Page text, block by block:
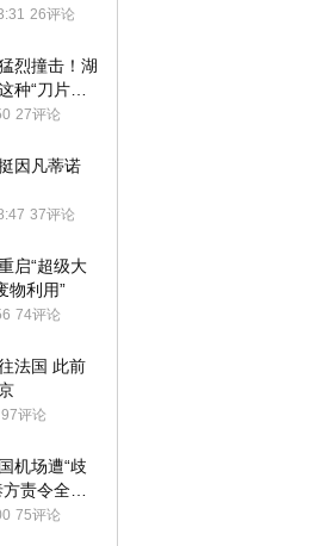
26评论
烈撞击！湖
种“刀片超
27评论
因凡蒂诺
37评论
启“超级大
物利用”
74评论
法国 此前
97评论
机场遭“歧
责令全面
采取最严厉
75评论